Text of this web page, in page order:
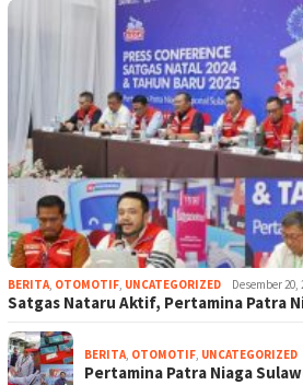
BERITA, OTOMOTIF, UNCATEGORIZED Desember 20,
Satgas Nataru Aktif, Pertamina Patra
BERITA, OTOMOTIF, UNCATEGORIZED
Pertamina Patra Niaga